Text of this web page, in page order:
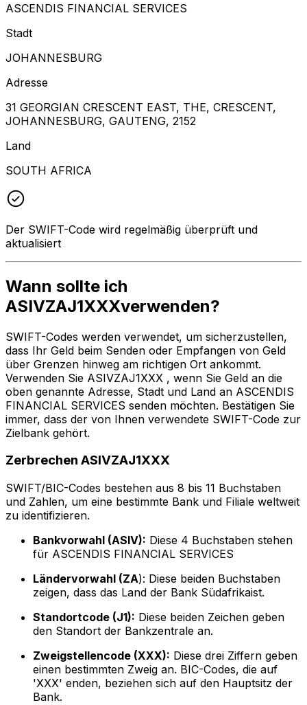
ASCENDIS FINANCIAL SERVICES
Stadt
JOHANNESBURG
Adresse
31 GEORGIAN CRESCENT EAST, THE, CRESCENT,
JOHANNESBURG, GAUTENG, 2152
Land
SOUTH AFRICA
Der SWIFT-Code wird regelmäßig überprüft und
aktualisiert
Wann sollte ich
ASIVZAJ1XXXverwenden?
SWIFT-Codes werden verwendet, um sicherzustellen,
dass Ihr Geld beim Senden oder Empfangen von Geld
über Grenzen hinweg am richtigen Ort ankommt.
Verwenden Sie ASIVZAJ1XXX , wenn Sie Geld an die
oben genannte Adresse, Stadt und Land an ASCENDIS
FINANCIAL SERVICES senden möchten. Bestätigen Sie
immer, dass der von Ihnen verwendete SWIFT-Code zur
Zielbank gehört.
Zerbrechen ASIVZAJ1XXX
SWIFT/BIC-Codes bestehen aus 8 bis 11 Buchstaben
und Zahlen, um eine bestimmte Bank und Filiale weltweit
zu identifizieren.
Bankvorwahl (ASIV): Diese 4 Buchstaben stehen
für ASCENDIS FINANCIAL SERVICES
Ländervorwahl (ZA): Diese beiden Buchstaben
zeigen, dass das Land der Bank Südafrikaist.
Standortcode (J1): Diese beiden Zeichen geben
den Standort der Bankzentrale an.
Zweigstellencode (XXX): Diese drei Ziffern geben
einen bestimmten Zweig an. BIC-Codes, die auf
'XXX' enden, beziehen sich auf den Hauptsitz der
Bank.